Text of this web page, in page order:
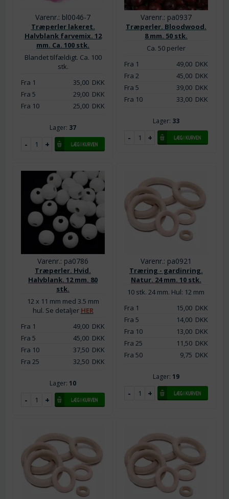
Varenr.: bl0046-7
Træperler lakeret.
Halvblank farvemix. 12
mm. Ca. 100 stk.
Blandet tilfældigt. Ca. 100
stk.
Fra 1
35,00DKK
Fra 5
29,00DKK
Fra 10
25,00DKK
Lager: 37
Varenr.: pa0937
Træperler. Bloodwood.
8 mm. 50 stk.
Ca. 50 perler
Fra 1
49,00DKK
Fra 2
45,00DKK
Fra 5
39,00DKK
Fra 10
33,00DKK
Lager: 33
Varenr.: pa0786
Træperler. Hvid.
Halvblank. 12 mm. 80
stk.
12 x 11 mm med 3.5 mm
hul. Se detaljer HER
Fra 1
49,00DKK
Fra 5
45,00DKK
Fra 10
37,50DKK
Fra 25
32,50DKK
Lager: 10
Varenr.: pa0921
Træring - gardinring.
Natur. 24 mm. 10 stk.
10 stk. 24 mm. Hul: 12 mm
Fra 1
15,00DKK
Fra 5
14,00DKK
Fra 10
13,00DKK
Fra 25
11,50DKK
Fra 50
9,75 DKK
Lager: 19